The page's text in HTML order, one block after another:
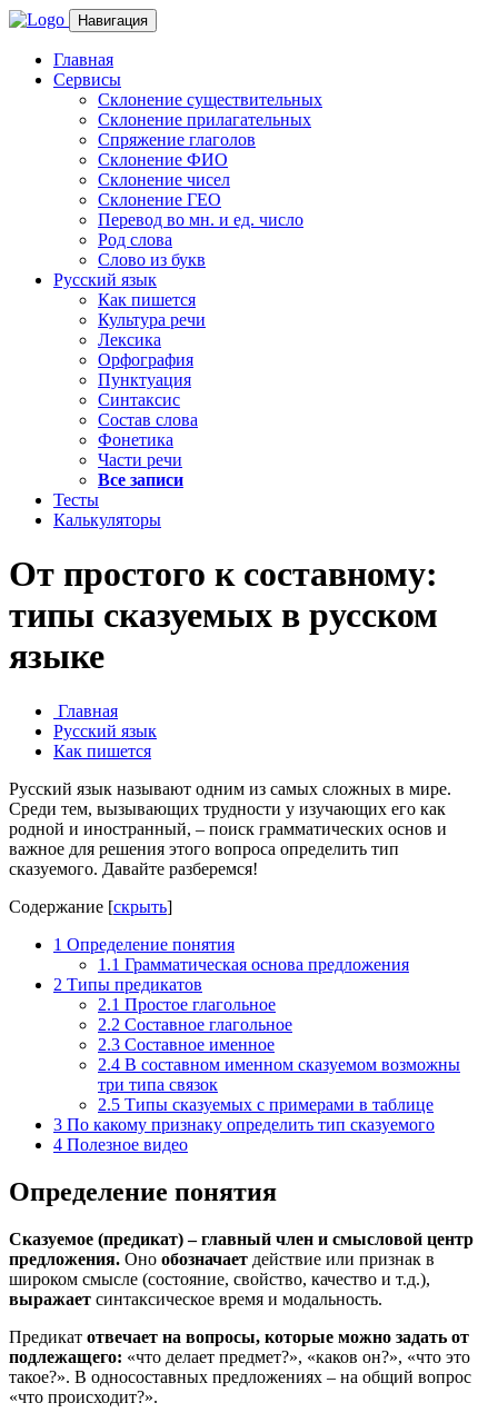
Навигация
Главная
Сервисы
Склонение существительных
Склонение прилагательных
Спряжение глаголов
Склонение ФИО
Склонение чисел
Склонение ГЕО
Перевод во мн. и ед. число
Род слова
Слово из букв
Русский язык
Как пишется
Культура речи
Лексика
Орфография
Пунктуация
Синтаксис
Состав слова
Фонетика
Части речи
Все записи
Тесты
Калькуляторы
От простого к составному:
типы сказуемых в русском
языке
Главная
Русский язык
Как пишется
Русский язык называют одним из самых сложных в мире.
Среди тем, вызывающих трудности у изучающих его как
родной и иностранный, – поиск грамматических основ и
важное для решения этого вопроса определить тип
сказуемого. Давайте разберемся!
Содержание [скрыть]
1 Определение понятия
1.1 Грамматическая основа предложения
2 Типы предикатов
2.1 Простое глагольное
2.2 Составное глагольное
2.3 Составное именное
2.4 В составном именном сказуемом возможны
три типа связок
2.5 Типы сказуемых с примерами в таблице
3 По какому признаку определить тип сказуемого
4 Полезное видео
Определение понятия
Сказуемое (предикат) – главный член и смысловой центр
предложения. Оно обозначает действие или признак в
широком смысле (состояние, свойство, качество и т.д.),
выражает синтаксическое время и модальность.
Предикат отвечает на вопросы, которые можно задать от
подлежащего: «что делает предмет?», «каков он?», «что это
такое?». В односоставных предложениях – на общий вопрос
«что происходит?».